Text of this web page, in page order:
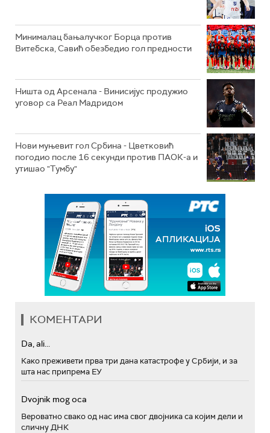
Минималац бањалучког Борца против
Витебска, Савић обезбедио гол предности
Ништа од Арсенала - Винисијус продужио
уговор са Реал Мадридом
Нови муњевит гол Србина - Цветковић
погодио после 16 секунди против ПАОК-а и
утишао "Тумбу"
КОМЕНТАРИ
Da, ali...
Како преживети прва три дана катастрофе у Србији, и за
шта нас припрема ЕУ
Dvojnik mog oca
Вероватно свако од нас има свог двојника са којим дели и
сличну ДНК